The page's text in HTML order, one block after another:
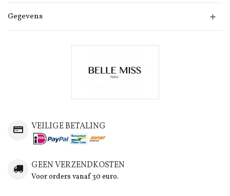
Gegevens
VEILIGE BETALING
GEEN VERZENDKOSTEN
Voor orders vanaf 30 euro.